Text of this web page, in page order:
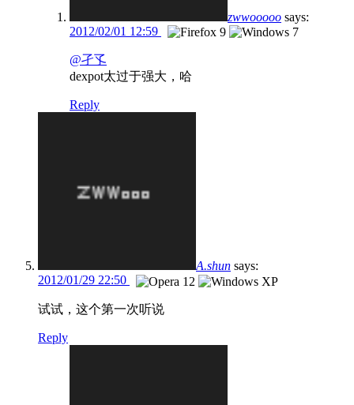
zwwooooo says:
2012/02/01 12:59
@孑孓
dexpot太过于强大，哈
Reply
A.shun says:
2012/01/29 22:50
试试，这个第一次听说
Reply